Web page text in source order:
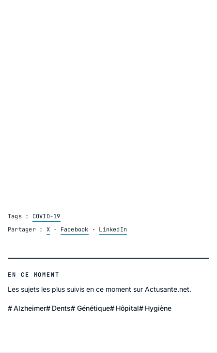
Tags : COVID-19
Partager : X· Facebook · LinkedIn
EN CE MOMENT
Les sujets les plus suivis en ce moment sur Actusante.net.
Alzheimer Dents Génétique Hôpital Hygiène